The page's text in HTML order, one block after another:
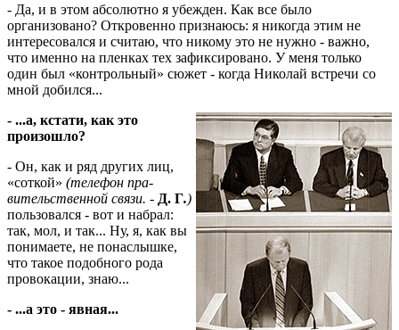
- Да, и в этом абсолютно я убежден. Как все было
организовано? Откровенно признаюсь: я никогда этим не
интересовался и считаю, что никому это не нужно - важно,
что именно на пленках тех зафиксировано. У меня только
один был «контрольный» сюжет - когда Николай встречи со
мной добился...
- ...а, кстати, как это
произошло?
- Он, как и ряд других лиц,
«соткой» (телефон пра­
вительственной связи. - Д. Г.)
по­ль­зовался - вот и набрал:
так, мол, и так... Ну, я, как вы
понимаете, не понаслышке,
что такое подобного рода
провокации, знаю...
- ...а это - явная...